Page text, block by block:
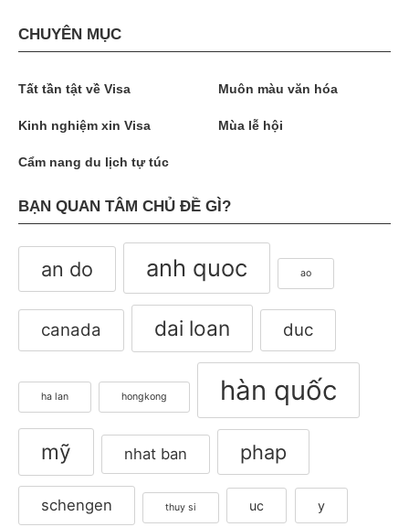
CHUYÊN MỤC
Tất tần tật về Visa Muôn màu văn hóa
Kinh nghiệm xin Visa Mùa lễ hội
Cẩm nang du lịch tự túc
BẠN QUAN TÂM CHỦ ĐỀ GÌ?
an do anh quoc ao
canada dai loan duc
ha lan hongkong hàn quốc
mỹ nhat ban phap
schengen thuy si uc y